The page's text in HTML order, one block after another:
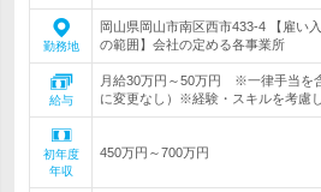
勤務地
岡山県岡山市南区西市433-4 【雇い
の範囲】会社の定める各事業所
給与
月給30万円～50万円 ※一律手当を
に変更なし）※経験・スキルを考慮
初年度
年収
450万円～700万円